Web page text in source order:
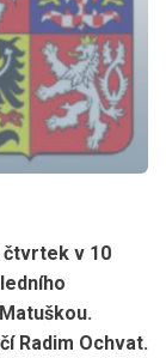
čtvrtek v 10
Radim Ochvat.